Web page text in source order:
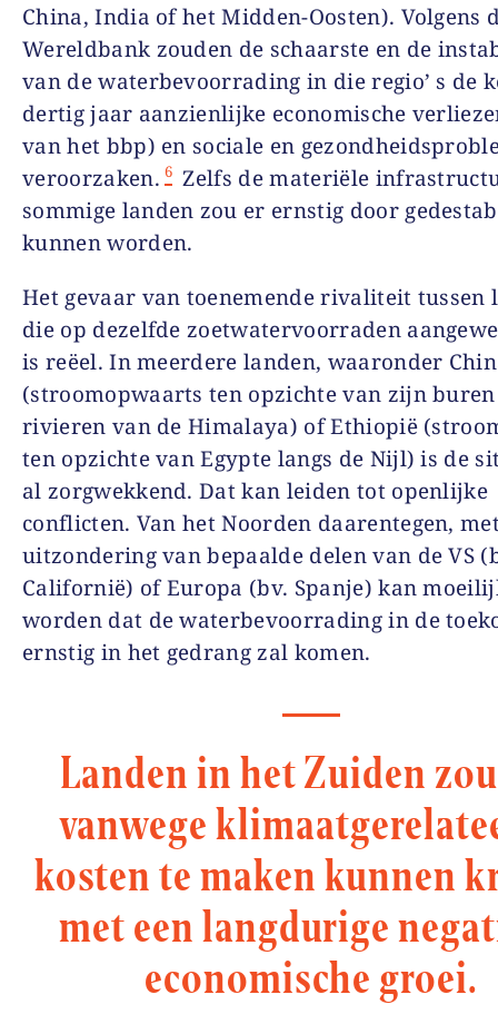
China, India of het Midden-Oosten). Volgens
Wereldbank zouden de schaarste en de
van de waterbevoorrading in die regio’ s de
dertig jaar aanzienlijke economische
van het bbp) en sociale en
veroorzaken. 6 Zelfs de materiële
sommige landen zou er ernstig door
kunnen worden.
Het gevaar van toenemende rivaliteit tussen
die op dezelfde zoetwatervoorraden
is reëel. In meerdere landen, waaronder
(stroomopwaarts ten opzichte van zijn
rivieren van de Himalaya) of Ethiopië
ten opzichte van Egypte langs de Nijl) is de
al zorgwekkend. Dat kan leiden tot openlijke
conflicten. Van het Noorden daarentegen,
uitzondering van bepaalde delen van de VS
Californië) of Europa (bv. Spanje) kan
worden dat de waterbevoorrading in de
ernstig in het gedrang zal komen.
Landen in het Zuiden
vanwege
kosten te maken kunnen
met een langdurige
economische groei.